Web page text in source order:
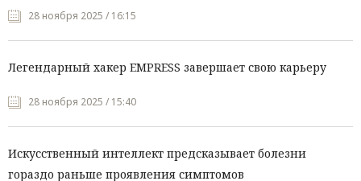
28 ноября 2025 / 16:15
Легендарный хакер EMPRESS завершает свою карьеру
28 ноября 2025 / 15:40
Искусственный интеллект предсказывает болезни
гораздо раньше проявления симптомов